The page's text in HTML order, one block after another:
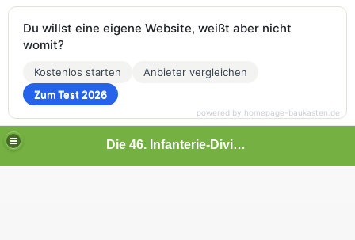
Die 46. Infanterie-Division
Du willst eine eigene Website, weißt aber nicht
womit?
Kostenlos starten
Anbieter vergleichen
Zum Test 2026
powered by homepage-baukasten.de